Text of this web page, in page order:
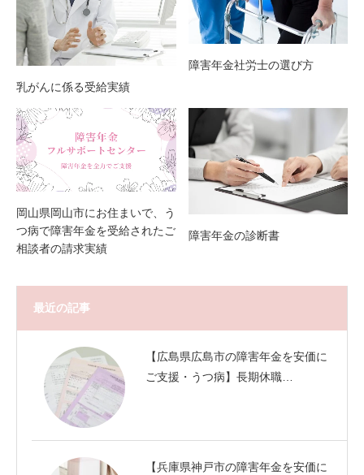
乳がんに係る受給実績
障害年金社労士の選び方
岡山県岡山市にお住まいで、う
つ病で障害年金を受給されたご
相談者の請求実績
障害年金の診断書
最近の記事
【広島県広島市の障害年金を安価に
ご支援・うつ病】長期休職…
【兵庫県神戸市の障害年金を安価に